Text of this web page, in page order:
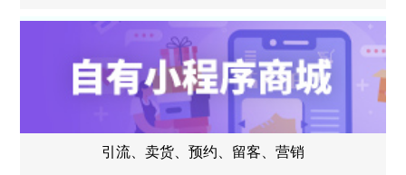
引流、卖货、预约、留客、营销